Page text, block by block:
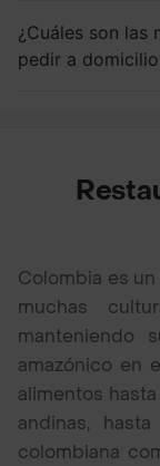
¿Cuáles son las
pedir a
Colombia es
muchas
manteniendo
amazónico en
alimentos
andinas,
colombiana